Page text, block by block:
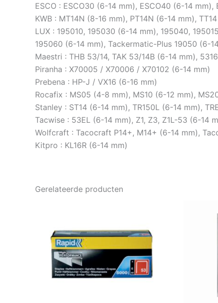
ESCO : ESCO30 (6-14 mm), ESCO40 (6-14
KWB : MT14N (8-16 mm), PT14N (6-14 mm),
LUX : 195010, 195030 (6-14 mm), 195040,
195060 (6-14 mm), Tackermatic-Plus 19050 (6-
Maestri : THB 53/14, TAK 53/14B (6-14 mm),
Piranha : X70005 / X70006 / X70102 (6-14 mm)
Prebena : HP-J / VX16 (6-16 mm)
Rocafix : MS05 (4-8 mm), MS10 (6-12 mm),
Stanley : ST14 (6-14 mm), TR150L (6-14 mm),
Tacwise : 53EL (6-14 mm), Z1, Z3, Z1L-53 (6-14
Wolfcraft : Tacocraft P14+, M14+ (6-14 mm),
Kitpro : KL16R (6-14 mm)
Gerelateerde producten